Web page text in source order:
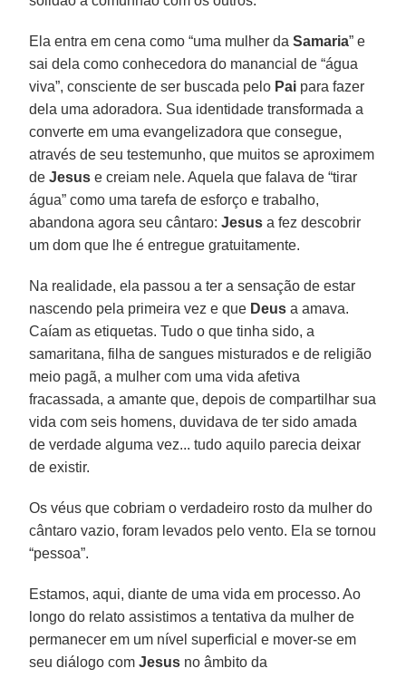
Ela entra em cena como “uma mulher daSamaria” e
sai dela como conhecedora do manancial de “água
viva”, consciente de ser buscada pelo Pai para fazer
dela uma adoradora. Sua identidade transformada a
converte em uma evangelizadora que consegue,
através de seu testemunho, que muitos se aproximem
deJesus e creiam nele. Aquela que falava de “tirar
água” como uma tarefa de esforço e trabalho,
abandona agora seu cântaro:Jesus a fez descobrir
um dom que lhe é entregue gratuitamente.
Na realidade, ela passou a ter a sensação de estar
nascendo pela primeira vez e que Deus a amava.
Caíam as etiquetas. Tudo o que tinha sido, a
samaritana, filha de sangues misturados e de religião
meio pagã, a mulher com uma vida afetiva
fracassada, a amante que, depois de compartilhar sua
vida com seis homens, duvidava de ter sido amada
de verdade alguma vez... tudo aquilo parecia deixar
de existir.
Os véus que cobriam o verdadeiro rosto da mulher do
cântaro vazio, foram levados pelo vento. Ela se tornou
“pessoa”.
Estamos, aqui, diante de uma vida em processo. Ao
longo do relato assistimos a tentativa da mulher de
permanecer em um nível superficial e mover-se em
seu diálogo comJesus no âmbito da